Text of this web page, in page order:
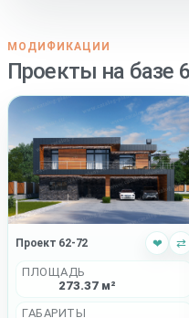
МОДИФИКАЦИИ
Проекты на базе
Проект 62-72 ❤ ⇄
ПЛОЩАДЬ
273.37 м²
ГАБАРИТЫ